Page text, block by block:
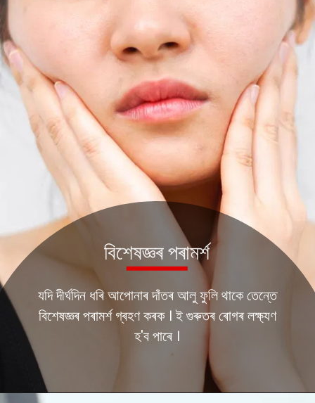
যদি দীৰ্ঘদিন ধৰি আপোনাৰ দাঁতৰ আলু ফুলি থাকে তেন্তে
বিশেষজ্ঞৰ পৰামৰ্শ গ্ৰহণ কৰক । ই গুৰুতৰ ৰোগৰ লক্ষ্যণ
হ'ব পাৰে ।
বিশেষজ্ঞৰ পৰামৰ্শ